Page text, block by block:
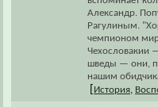
Александр.
Рагулиным.
чемпионом
Чехословакии
шведы — они,
нашим
История